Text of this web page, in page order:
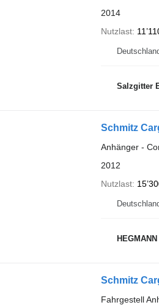
2014
Nutzlast
Salzgitter
Schmitz
Anhänger -
2012
Nutzlast
Schmitz
Fahrgestell